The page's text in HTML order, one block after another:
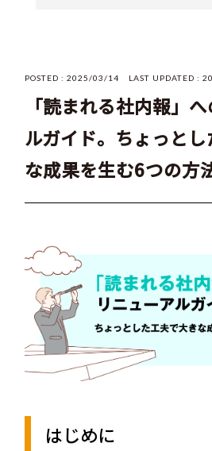
POSTED :2025/03/14 LAST UPDATED :
「読まれる社内報」
ルガイド。ちょっと
な成果を生む6つの方
はじめに